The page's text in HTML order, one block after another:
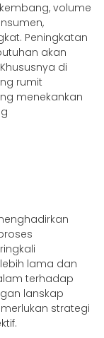
volume
Peningkatan
akan
di
rumit
menekankan
lama dan
terhadap
lanskap
strategi